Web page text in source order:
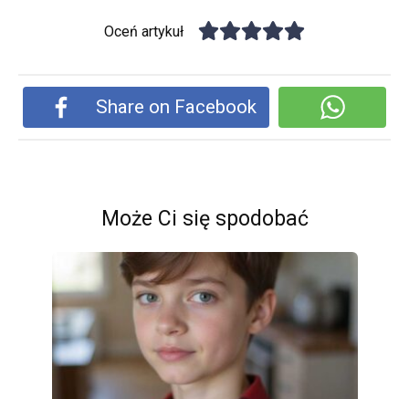
Oceń artykuł
Share on Facebook
Może Ci się spodobać